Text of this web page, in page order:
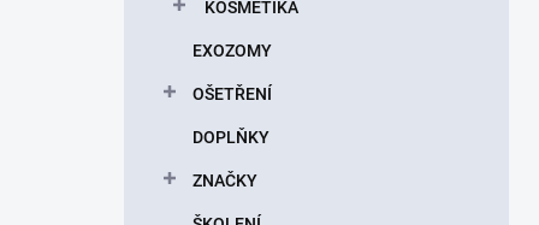
KOSMETIKA
EXOZOMY
OŠETŘENÍ
DOPLŇKY
ZNAČKY